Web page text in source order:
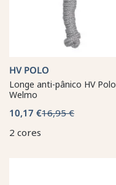
HV POLO
Longe anti-pânico HV Polo
Welmo
10,17 €16,95 €
2 cores